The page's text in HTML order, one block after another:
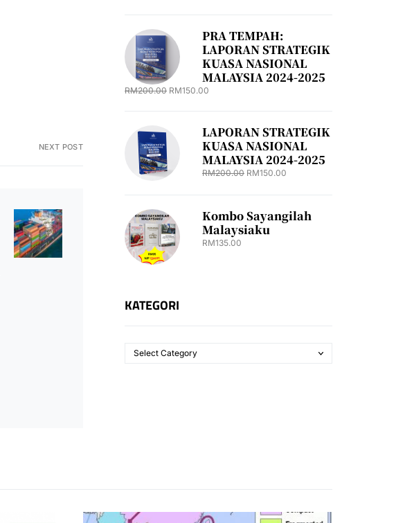
NEXT POST
PRA TEMPAH:
LAPORAN STRATEGIK
KUASA NASIONAL
MALAYSIA 2024-2025
RM200.00 RM150.00
LAPORAN STRATEGIK
KUASA NASIONAL
MALAYSIA 2024-2025
RM200.00 RM150.00
Kombo Sayangilah
Malaysiaku
RM135.00
KATEGORI